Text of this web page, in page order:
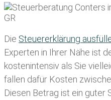
Die Steuererklärung
Experten in Ihrer Nähe ist
kostenintensiv als Sie
fallen dafür Kosten
Diesen Betrag ist ein guter